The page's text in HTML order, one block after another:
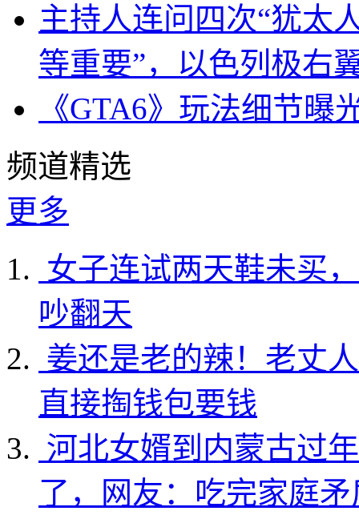
主持人连问四次“犹太
等重要”，以色列极右
《GTA6》玩法细节
频道精选
更多
女子连试两天鞋未买
吵翻天
姜还是老的辣！老丈
直接掏钱包要钱
河北女婿到内蒙古过
了，网友：吃完家庭